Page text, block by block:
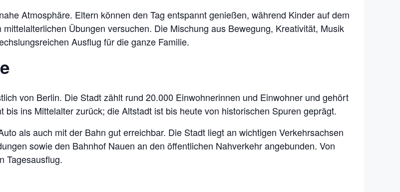
Atmosphäre. Eltern können den Tag entspannt genießen, während Kinder auf dem
Übungen versuchen. Die Mischung aus Bewegung, Kreativität, Musik
Ausflug für die ganze Familie.
von Berlin. Die Stadt zählt rund 20.000 Einwohnerinnen und Einwohner und gehört
ins Mittelalter zurück; die Altstadt ist bis heute von historischen Spuren geprägt.
als auch mit der Bahn gut erreichbar. Die Stadt liegt an wichtigen Verkehrsachsen
sowie den Bahnhof Nauen an den öffentlichen Nahverkehr angebunden. Von
Tagesausflug.